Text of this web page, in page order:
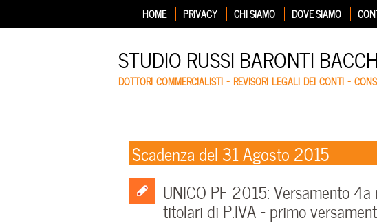
HOME PRIVACY CHI SIAMO DOVE SIAMO
STUDIO RUSSI BARONTI
DOTTORI COMMERCIALISTI – REVISORI LEGALI DEI CONTI –
Scadenza del 31 Agosto 2015
UNICO PF 2015: Versamento
titolari di P.IVA – primo